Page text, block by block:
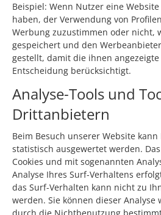
Beispiel: Wenn Nutzer eine
haben, der Verwendung von
Werbung zuzustimmen oder nicht,
gespeichert und den
gestellt, damit die ihnen
Entscheidung berücksichtigt.
Analyse-Tools und
Drittanbietern
Beim Besuch unserer Website
statistisch ausgewertet werden.
Cookies und mit sogenannten
Analyse Ihres Surf-Verhaltens
das Surf-Verhalten kann nicht zu
werden. Sie können dieser